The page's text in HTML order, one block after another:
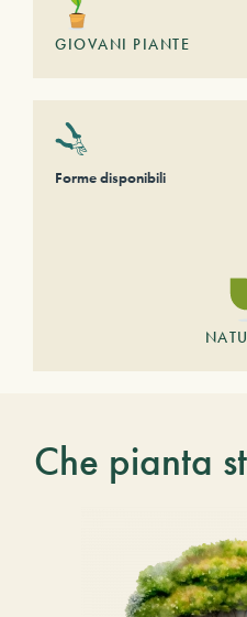
GIOVANI PIANTE
Forme disponibili
Che pianta